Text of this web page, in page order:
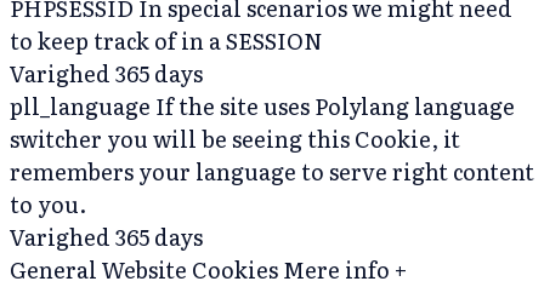
PHPSESSID In special scenarios we might need
to keep track of in a SESSION
Varighed365 days
pll_language If the site uses Polylang language
switcher you will be seeing this Cookie, it
remembers your language to serve right content
to you.
Varighed365 days
General Website CookiesMere info +